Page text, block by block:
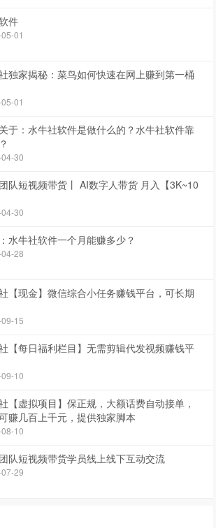
件
01
独家揭秘：菜鸟如何快速在网上赚到第一桶
01
于：水牛社软件是做什么的？水牛社软件靠
30
队短视频带货丨 AI数字人带货 月入【3K~10
30
水牛社软件一个月能赚多少？
28
【现金】微信综合小任务赚钱平台，可长期
15
【每日福利栏目】无需剪辑代发视频赚钱平
10
【虚拟项目】保正规，大额话费自动接单，
赚几百上千元，提供独家脚本
10
队短视频带货学员线上线下互动交流
29